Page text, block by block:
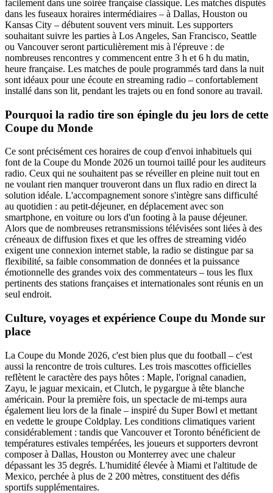
facilement dans une soirée française classique. Les matches disputés
dans les fuseaux horaires intermédiaires – à Dallas, Houston ou
Kansas City – débutent souvent vers minuit. Les supporters
souhaitant suivre les parties à Los Angeles, San Francisco, Seattle
ou Vancouver seront particulièrement mis à l'épreuve : de
nombreuses rencontres y commencent entre 3 h et 6 h du matin,
heure française. Les matches de poule programmés tard dans la nuit
sont idéaux pour une écoute en streaming radio – confortablement
installé dans son lit, pendant les trajets ou en fond sonore au travail.
Pourquoi la radio tire son épingle du jeu lors de cette
Coupe du Monde
Ce sont précisément ces horaires de coup d'envoi inhabituels qui
font de la Coupe du Monde 2026 un tournoi taillé pour les auditeurs
radio. Ceux qui ne souhaitent pas se réveiller en pleine nuit tout en
ne voulant rien manquer trouveront dans un flux radio en direct la
solution idéale. L'accompagnement sonore s'intègre sans difficulté
au quotidien : au petit-déjeuner, en déplacement avec son
smartphone, en voiture ou lors d'un footing à la pause déjeuner.
Alors que de nombreuses retransmissions télévisées sont liées à des
créneaux de diffusion fixes et que les offres de streaming vidéo
exigent une connexion internet stable, la radio se distingue par sa
flexibilité, sa faible consommation de données et la puissance
émotionnelle des grandes voix des commentateurs – tous les flux
pertinents des stations françaises et internationales sont réunis en un
seul endroit.
Culture, voyages et expérience Coupe du Monde sur
place
La Coupe du Monde 2026, c'est bien plus que du football – c'est
aussi la rencontre de trois cultures. Les trois mascottes officielles
reflètent le caractère des pays hôtes : Maple, l'orignal canadien,
Zayu, le jaguar mexicain, et Clutch, le pygargue à tête blanche
américain. Pour la première fois, un spectacle de mi-temps aura
également lieu lors de la finale – inspiré du Super Bowl et mettant
en vedette le groupe Coldplay. Les conditions climatiques varient
considérablement : tandis que Vancouver et Toronto bénéficient de
températures estivales tempérées, les joueurs et supporters devront
composer à Dallas, Houston ou Monterrey avec une chaleur
dépassant les 35 degrés. L'humidité élevée à Miami et l'altitude de
Mexico, perchée à plus de 2 200 mètres, constituent des défis
sportifs supplémentaires.